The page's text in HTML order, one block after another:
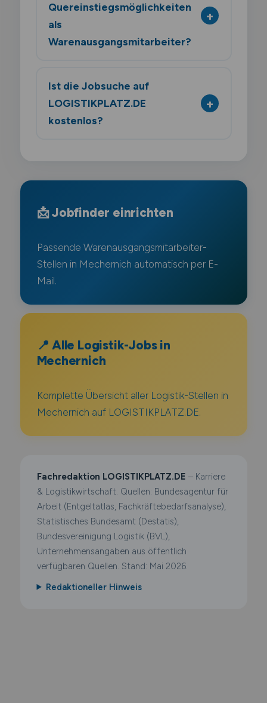
Quereinstiegsmöglichkeiten
als
Warenausgangsmitarbeiter?
Ist die Jobsuche auf
LOGISTIKPLATZ.DE
kostenlos?
📩 Jobfinder einrichten
Passende Warenausgangsmitarbeiter-
Stellen in Mechernich automatisch per E-
Mail.
📍 Alle Logistik-Jobs in
Mechernich
Komplette Übersicht aller Logistik-Stellen in
Mechernich auf LOGISTIKPLATZ.DE.
Fachredaktion LOGISTIKPLATZ.DE – Karriere
& Logistikwirtschaft. Quellen: Bundesagentur für
Arbeit (Entgeltatlas, Fachkräftebedarfsanalyse),
Statistisches Bundesamt (Destatis),
Bundesvereinigung Logistik (BVL),
Unternehmensangaben aus öffentlich
verfügbaren Quellen. Stand: Mai 2026.
Redaktioneller Hinweis